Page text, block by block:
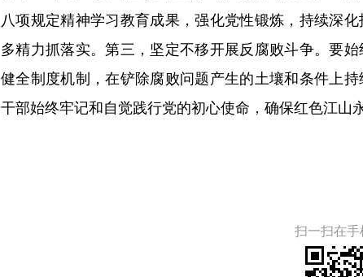
八项规定精神学习教育成果，强化党性锻炼，持续深
多精力抓落实。第三，坚定不移开展反腐败斗争。要
健全制度机制，在铲除腐败问题产生的土壤和条件上
干部始终牢记和自觉践行党的初心使命，确保红色江山
扫一扫在